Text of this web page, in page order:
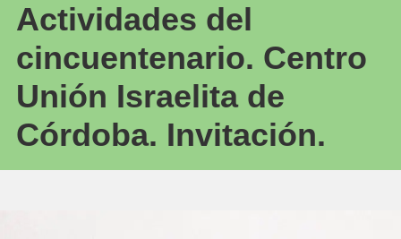
Actividades del
cincuentenario. Centro
Unión Israelita de
Córdoba. Invitación.